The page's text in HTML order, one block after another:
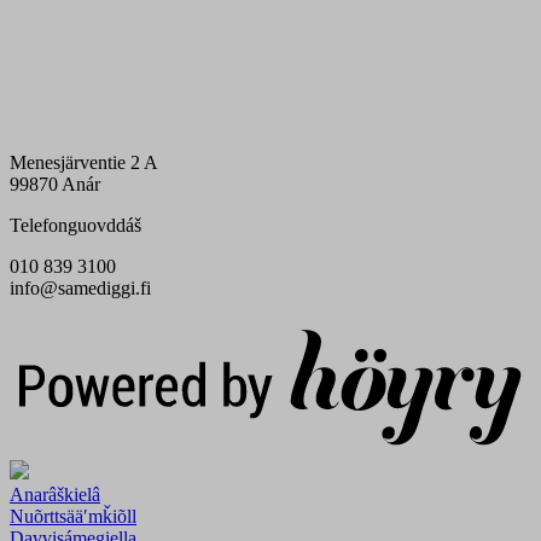
Menesjärventie 2 A
99870 Anár
Telefonguovddáš
010 839 3100
info@samediggi.fi
Anarâškielâ
Nuõrttsääʹmǩiõll